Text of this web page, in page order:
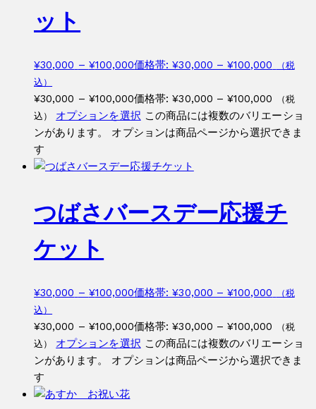
ット
¥30,000 – ¥100,000価格帯: ¥30,000 – ¥100,000
（税
込）
¥30,000 – ¥100,000価格帯: ¥30,000 – ¥100,000
（税
込）
オプションを選択 この商品には複数のバリエーショ
ンがあります。 オプションは商品ページから選択できま
す
つばさバースデー応援チ
ケット
¥30,000 – ¥100,000価格帯: ¥30,000 – ¥100,000
（税
込）
¥30,000 – ¥100,000価格帯: ¥30,000 – ¥100,000
（税
込）
オプションを選択 この商品には複数のバリエーショ
ンがあります。 オプションは商品ページから選択できま
す